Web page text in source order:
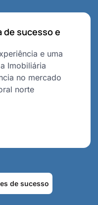
de sucesso e
e uma
Imobiliária
no mercado
norte
de sucesso